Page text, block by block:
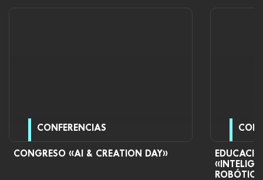
CONFERENCIAS
CONGRESO «AI & CREATION DAY»